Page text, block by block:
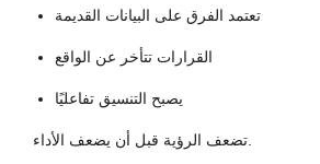
تعتمد الفرق على البيانات القديمة
القرارات تتأخر عن الواقع
يصبح التنسيق تفاعليًا